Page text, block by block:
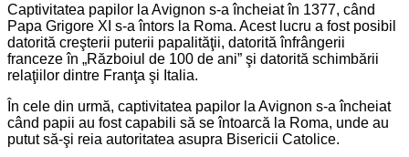
Captivitatea papilor la Avignon s-a încheiat în 1377, când
Papa Grigore XI s-a întors la Roma. Acest lucru a fost posibil
datorită creşterii puterii papalităţii, datorită înfrângerii
franceze în „Războiul de 100 de ani” şi datorită schimbării
relaţiilor dintre Franţa şi Italia.
În cele din urmă, captivitatea papilor la Avignon s-a încheiat
când papii au fost capabili să se întoarcă la Roma, unde au
putut să-şi reia autoritatea asupra Bisericii Catolice.